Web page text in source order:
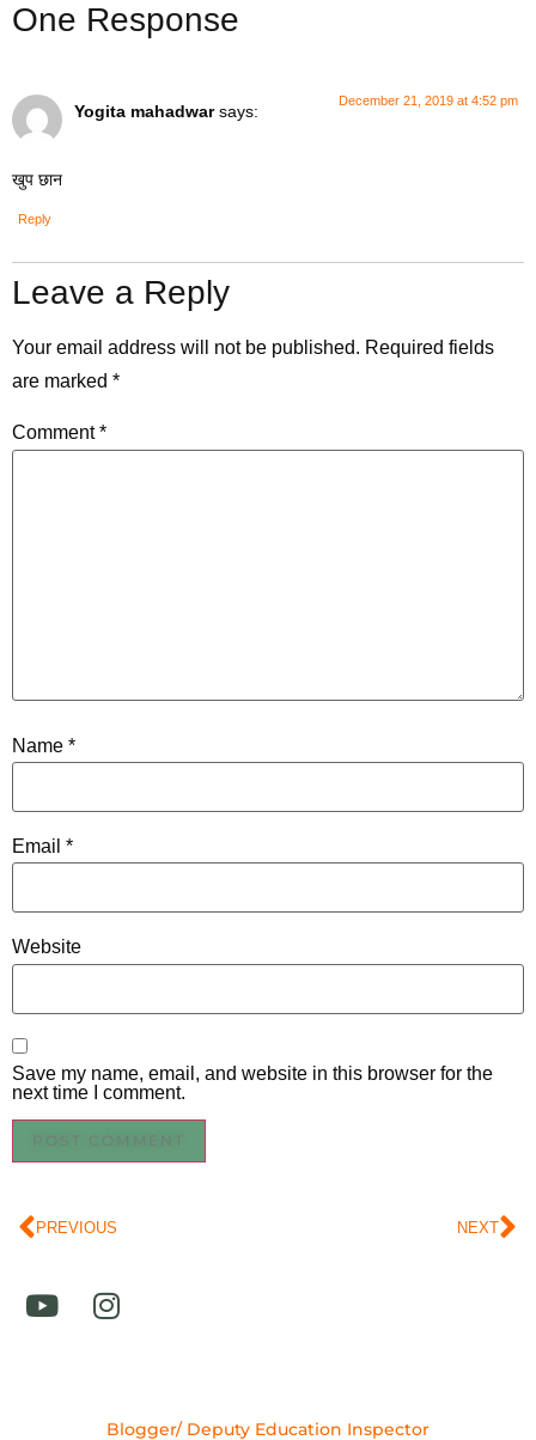
One Response
Yogita mahadwar says:
December 21, 2019 at 4:52 pm
खुप छान
Reply
Leave a Reply
Your email address will not be published. Required fields
are marked *
Comment*
Name *
Email *
Website
Save my name, email, and website in this browser for the
next time I comment.
PREVIOUS NEXT
Blogger/ Deputy Education Inspector